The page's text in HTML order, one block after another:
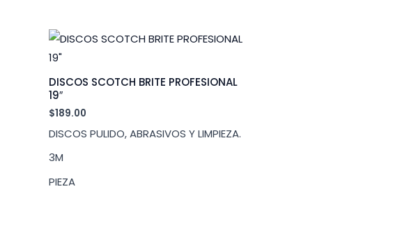
DISCOS SCOTCH BRITE PROFESIONAL
19″
$189.00
DISCOS PULIDO, ABRASIVOS Y LIMPIEZA.
3M
PIEZA